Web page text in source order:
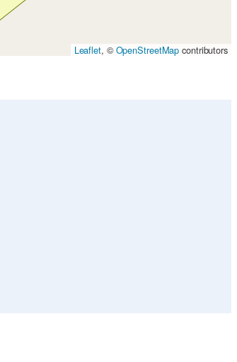
Leaflet, ©OpenStreetMap contributors